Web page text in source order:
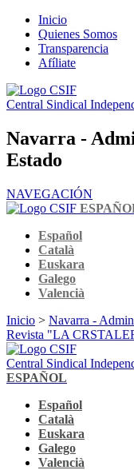
Inicio
Quienes Somos
Transparencia
Afíliate
Central Sindical
Navarra -
Estado
NAVEGACIÓN
Español
Català
Euskara
Galego
Valencià
Inicio > Navarra -
Revista "LA
Central Sindical
ESPAÑOL
Español
Català
Euskara
Galego
Valencià